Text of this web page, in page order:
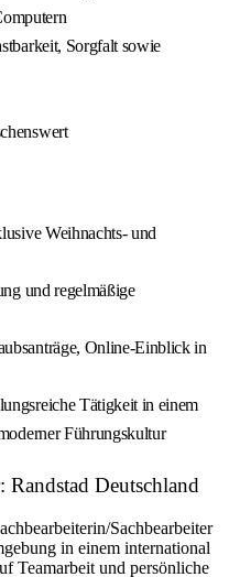
Sorgfalt sowie
Weihnachts- und
und regelmäßige
Online-Einblick in
Tätigkeit in einem
Führungskultur
Deutschland
Sachbearbeiter
in einem international
Teamarbeit und persönliche